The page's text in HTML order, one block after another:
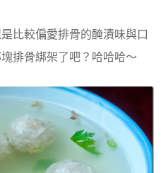
比較偏愛排骨的醃漬味與口
排骨綁架了吧？哈哈哈～